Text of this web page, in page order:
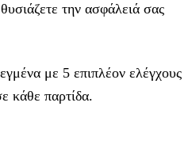
την ασφάλειά σας
με 5 επιπλέον ελέγχους
κάθε παρτίδα.